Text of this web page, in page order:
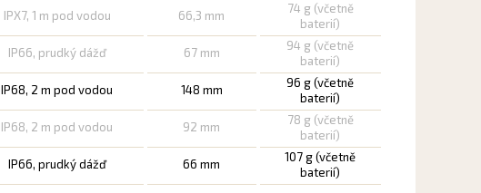
IPX7, 1 m pod vodou 66,3 mm
74 g (včetně
baterií)
IP66, prudký dážď 67 mm
94 g (včetně
baterií)
IP68, 2 m pod vodou 148 mm
96 g (včetně
baterií)
IP68, 2 m pod vodou 92 mm
78 g (včetně
baterií)
IP66, prudký dážď 66 mm
107 g (včetně
baterií)